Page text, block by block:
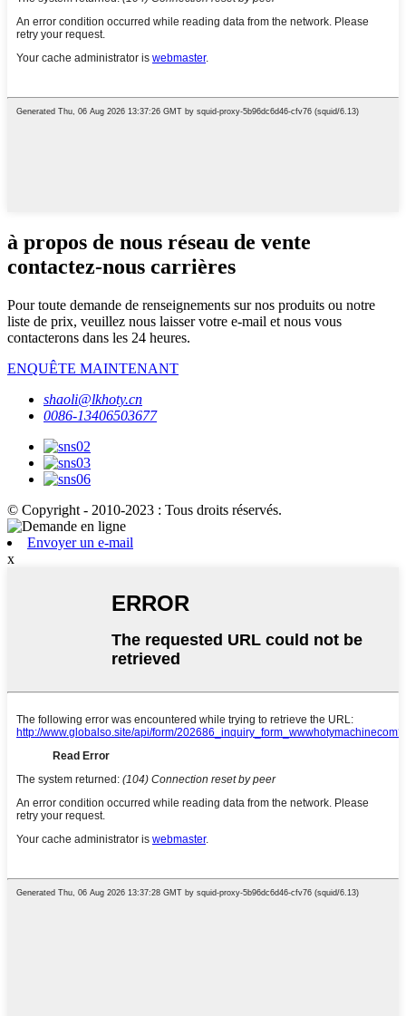
à propos de nous réseau de vente
contactez-nous carrières
Pour toute demande de renseignements sur nos produits ou notre
liste de prix, veuillez nous laisser votre e-mail et nous vous
contacterons dans les 24 heures.
ENQUÊTE MAINTENANT
shaoli@lkhoty.cn
0086-13406503677
© Copyright - 2010-2023 : Tous droits réservés.
Envoyer un e-mail
x